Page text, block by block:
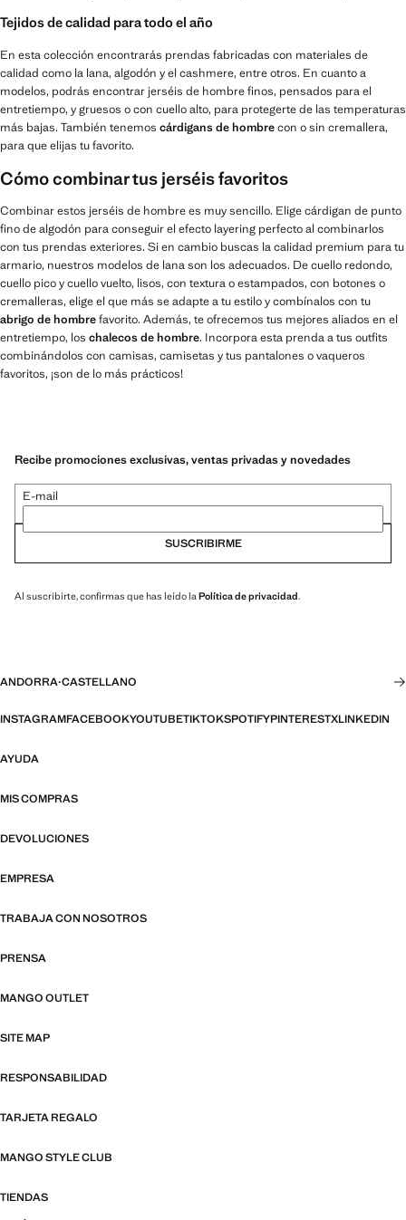
Tejidos de calidad para todo el año
En esta colección encontrarás prendas fabricadas con materiales de
calidad como la lana, algodón y el cashmere, entre otros. En cuanto a
modelos, podrás encontrar jerséis de hombre finos, pensados para el
entretiempo, y gruesos o con cuello alto, para protegerte de las temperaturas
más bajas. También tenemos cárdigans de hombrecon o sin cremallera,
para que elijas tu favorito.
Cómo combinar tus jerséis favoritos
Combinar estos jerséis de hombre es muy sencillo. Elige cárdigan de punto
fino de algodón para conseguir el efecto layering perfecto al combinarlos
con tus prendas exteriores. Si en cambio buscas la calidad premium para tu
armario, nuestros modelos de lana son los adecuados. De cuello redondo,
cuello pico y cuello vuelto, lisos, con textura o estampados, con botones o
cremalleras, elige el que más se adapte a tu estilo y combínalos con tu
abrigo de hombrefavorito. Además, te ofrecemos tus mejores aliados en el
entretiempo, los chalecos de hombre. Incorpora esta prenda a tus outfits
combinándolos con camisas, camisetas y tus pantalones o vaqueros
favoritos, ¡son de lo más prácticos!
Recibe promociones exclusivas, ventas privadas y novedades
E-mail
SUSCRIBIRME
Al suscribirte, confirmas que has leído la Política de privacidad.
ANDORRA·CASTELLANO
INSTAGRAMFACEBOOKYOUTUBETIKTOKSPOTIFYPINTERESTXLINKEDIN
AYUDA
MIS COMPRAS
DEVOLUCIONES
EMPRESA
TRABAJA CON NOSOTROS
PRENSA
MANGO OUTLET
SITE MAP
RESPONSABILIDAD
TARJETA REGALO
MANGO STYLE CLUB
TIENDAS